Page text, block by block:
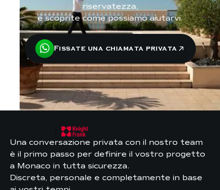
riservatezza,
e scoprite come possiamo aiutarvi.
Fissate una chiamata privata
Una conversazione privata con il nostro team
è il primo passo per definire il vostro progetto
a Monaco in tutta sicurezza.
Discreta, personale e completamente in base